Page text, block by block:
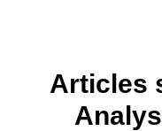
Articles